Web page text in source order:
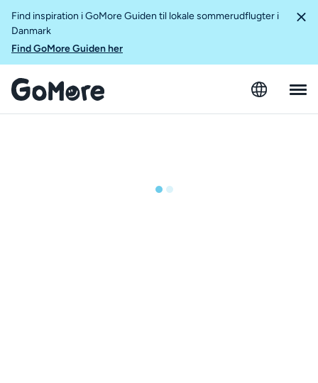
Find inspiration i GoMore Guiden til lokale sommerudflugter i
Danmark
Find GoMore Guiden her